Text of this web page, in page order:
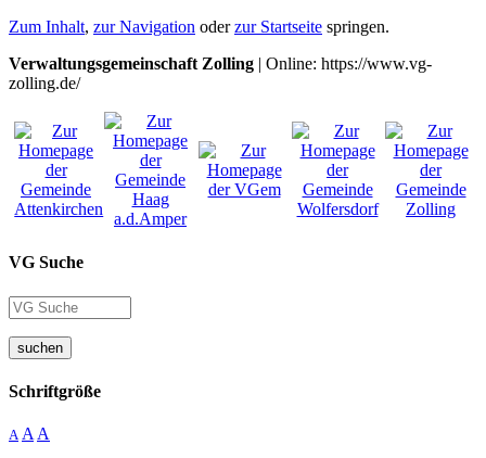
Zum Inhalt, zur Navigation oderzur Startseite springen.
Verwaltungsgemeinschaft Zolling | Online: https://www.vg-
zolling.de/
VG Suche
suchen
Schriftgröße
A A A